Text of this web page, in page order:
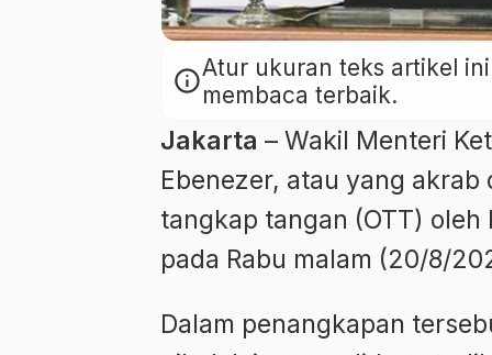
infoAtur ukuran teks artikel
membaca terbaik.
Jakarta – Wakil Menteri
Ebenezer, atau yang
tangkap tangan (OTT) oleh
pada Rabu malam (20/8/
Dalam penangkapan